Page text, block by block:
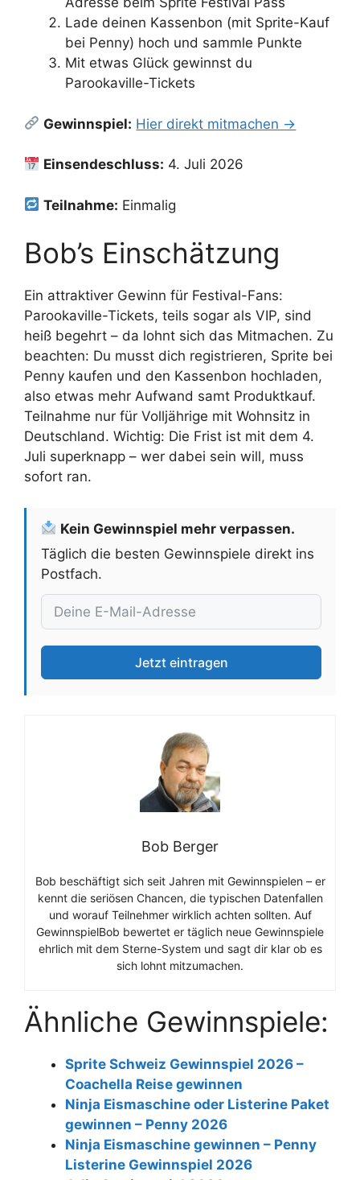
Lade deinen Kassenbon (mit Sprite-Kauf
bei Penny) hoch und sammle Punkte
Mit etwas Glück gewinnst du
Parookaville-Tickets
Gewinnspiel: Hier direkt mitmachen →
Einsendeschluss: 4. Juli 2026
Teilnahme: Einmalig
Bob’s Einschätzung
Ein attraktiver Gewinn für Festival-Fans:
Parookaville-Tickets, teils sogar als VIP, sind
heiß begehrt – da lohnt sich das Mitmachen. Zu
beachten: Du musst dich registrieren, Sprite bei
Penny kaufen und den Kassenbon hochladen,
also etwas mehr Aufwand samt Produktkauf.
Teilnahme nur für Volljährige mit Wohnsitz in
Deutschland. Wichtig: Die Frist ist mit dem 4.
Juli superknapp – wer dabei sein will, muss
sofort ran.
Kein Gewinnspiel mehr verpassen.
Täglich die besten Gewinnspiele direkt ins
Postfach.
Jetzt eintragen
Bob Berger
Bob beschäftigt sich seit Jahren mit Gewinnspielen – er
kennt die seriösen Chancen, die typischen Datenfallen
und worauf Teilnehmer wirklich achten sollten. Auf
GewinnspielBob bewertet er täglich neue Gewinnspiele
ehrlich mit dem Sterne-System und sagt dir klar ob es
sich lohnt mitzumachen.
Ähnliche Gewinnspiele:
Sprite Schweiz Gewinnspiel 2026 –
Coachella Reise gewinnen
Ninja Eismaschine oder Listerine Paket
gewinnen – Penny 2026
Ninja Eismaschine gewinnen – Penny
Listerine Gewinnspiel 2026